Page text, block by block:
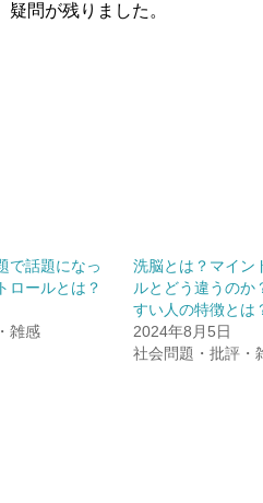
問が残りました。
で話題になっ
ロールとは？
雑感
洗脳とは？マイン
ルとどう違うのか
すい人の特徴とは
2024年8月5日
社会問題・批評・